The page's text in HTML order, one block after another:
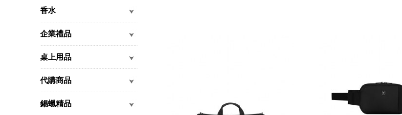
香水
企業禮品
桌上用品
代購商品
錫蠟精品